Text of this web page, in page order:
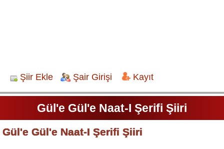
Şiir Ekle Şair Girişi Kayıt
Gül'e Gül'e Naat-I Şerifi Şiiri
Gül'e Gül'e Naat-I Şerifi Şiiri